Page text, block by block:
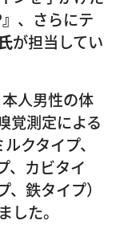
、さらにテ
が担当してい
人男性の体
覚測定による
クタイプ、
、カビタイ
鉄タイプ）
した。